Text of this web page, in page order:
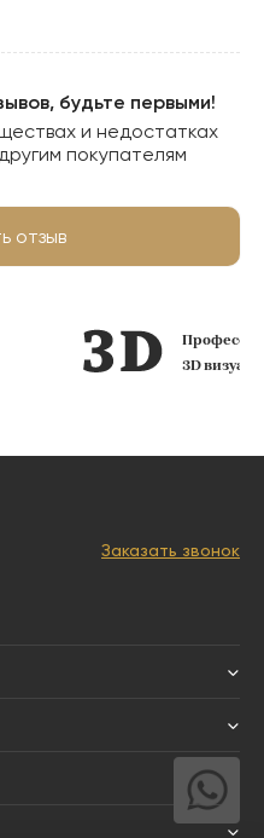
будьте первыми!
и недостатках
покупателям
отзыв
3D
Заказать звонок